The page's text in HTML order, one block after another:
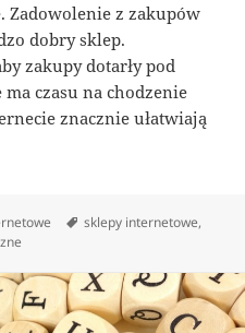
Zadowolenie z zakupów
dobry sklep.
zakupy dotarły pod
czasu na chodzenie
znacznie ułatwiają
Tagi
sklepy internetowe,